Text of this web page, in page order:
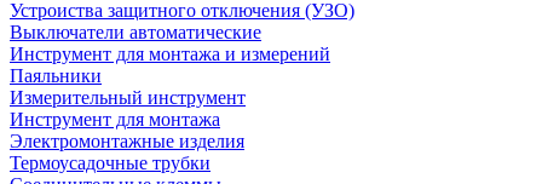
Устроиства защитного отключения (УЗО)
Выключатели автоматические
Инструмент для монтажа и измерений
Паяльники
Измерительный инструмент
Инструмент для монтажа
Электромонтажные изделия
Термоусадочные трубки